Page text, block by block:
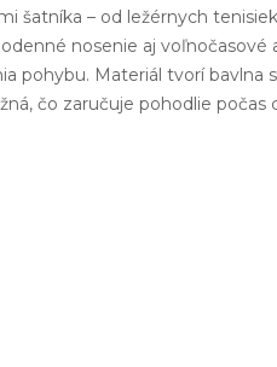
šatníka – od ležérnych
nosenie aj voľnočasové
pohybu. Materiál tvorí bavlna
čo zaručuje pohodlie počas